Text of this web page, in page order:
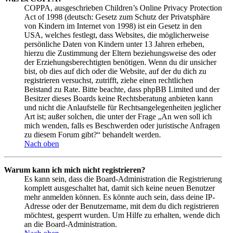
COPPA, ausgeschrieben Children’s Online Privacy Protection
Act of 1998 (deutsch: Gesetz zum Schutz der Privatsphäre
von Kindern im Internet von 1998) ist ein Gesetz in den
USA, welches festlegt, dass Websites, die möglicherweise
persönliche Daten von Kindern unter 13 Jahren erheben,
hierzu die Zustimmung der Eltern beziehungsweise des oder
der Erziehungsberechtigten benötigen. Wenn du dir unsicher
bist, ob dies auf dich oder die Website, auf der du dich zu
registrieren versuchst, zutrifft, ziehe einen rechtlichen
Beistand zu Rate. Bitte beachte, dass phpBB Limited und der
Besitzer dieses Boards keine Rechtsberatung anbieten kann
und nicht die Anlaufstelle für Rechtsangelegenheiten jeglicher
Art ist; außer solchen, die unter der Frage „An wen soll ich
mich wenden, falls es Beschwerden oder juristische Anfragen
zu diesem Forum gibt?“ behandelt werden.
Nach oben
Warum kann ich mich nicht registrieren?
Es kann sein, dass die Board-Administration die Registrierung
komplett ausgeschaltet hat, damit sich keine neuen Benutzer
mehr anmelden können. Es könnte auch sein, dass deine IP-
Adresse oder der Benutzername, mit dem du dich registrieren
möchtest, gesperrt wurden. Um Hilfe zu erhalten, wende dich
an die Board-Administration.